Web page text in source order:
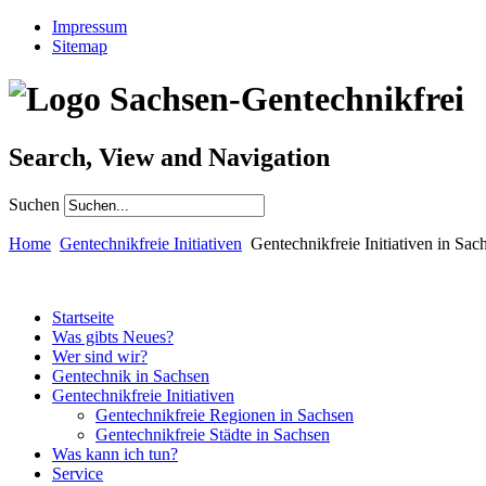
Impressum
Sitemap
Search, View and Navigation
Suchen
Home Gentechnikfreie Initiativen Gentechnikfreie Initiativen in
Startseite
Was gibts Neues?
Wer sind wir?
Gentechnik in Sachsen
Gentechnikfreie Initiativen
Gentechnikfreie Regionen in Sachsen
Gentechnikfreie Städte in Sachsen
Was kann ich tun?
Service